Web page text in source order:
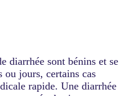
diarrhée sont bénins et se
ou jours, certains cas
rapide. Une diarrhée